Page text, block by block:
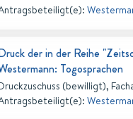
:
der in der Reihe
Togosprachen
(bewilligt),
: